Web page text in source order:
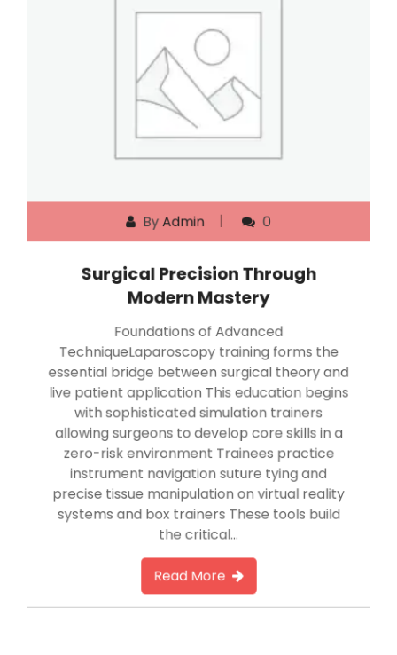
By Admin 0
Surgical Precision Through
Modern Mastery
Foundations of Advanced
TechniqueLaparoscopy training forms the
essential bridge between surgical theory and
live patient application This education begins
with sophisticated simulation trainers
allowing surgeons to develop core skills in a
zero-risk environment Trainees practice
instrument navigation suture tying and
precise tissue manipulation on virtual reality
systems and box trainers These tools build
the critical…
Read More